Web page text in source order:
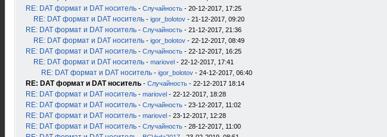
RE: DAT формат и DAT носитель - Случайность - 20-12-2017, 17:25
RE: DAT формат и DAT носитель - igor_bolotov - 21-12-2017, 09:20
RE: DAT формат и DAT носитель - Случайность - 21-12-2017, 21:36
RE: DAT формат и DAT носитель - igor_bolotov - 22-12-2017, 08:49
RE: DAT формат и DAT носитель - Случайность - 22-12-2017, 16:25
RE: DAT формат и DAT носитель - mariovel - 22-12-2017, 17:41
RE: DAT формат и DAT носитель - igor_bolotov - 24-12-2017, 06:40
RE: DAT формат и DAT носитель - Случайность - 22-12-2017 18:14
RE: DAT формат и DAT носитель - mariovel - 22-12-2017, 18:28
RE: DAT формат и DAT носитель - Случайность - 23-12-2017, 11:02
RE: DAT формат и DAT носитель - mariovel - 23-12-2017, 12:28
RE: DAT формат и DAT носитель - Случайность - 28-12-2017, 11:00